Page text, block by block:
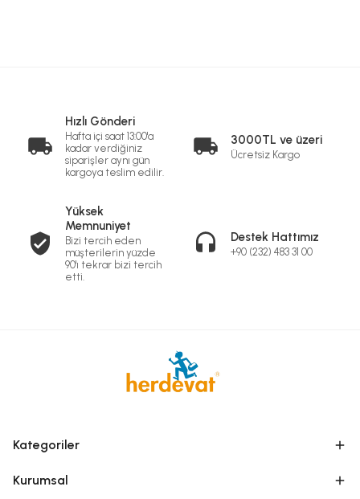
Hızlı Gönderi
Hafta içi saat 13:00'a
kadar verdiğiniz
siparişler aynı gün
kargoya teslim edilir.
3000TL ve üzeri
Ücretsiz Kargo
Yüksek
Memnuniyet
Bizi tercih eden
müşterilerin yüzde
90'ı tekrar bizi tercih
etti.
Destek Hattımız
+90 (232) 483 31 00
Kategoriler
Kurumsal